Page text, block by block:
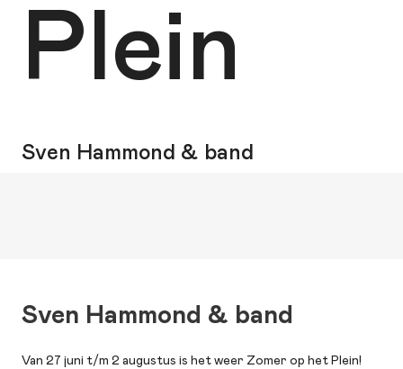
Plein
Sven Hammond & band
Sven Hammond & band
Van 27 juni t/m 2 augustus is het weer Zomer op het Plein!